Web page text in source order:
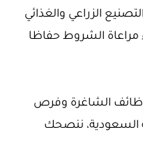
الزراعي والغذائي
مراعاة الشروط حفاظا
الشاغرة وفرص
السعودية، ننصحك